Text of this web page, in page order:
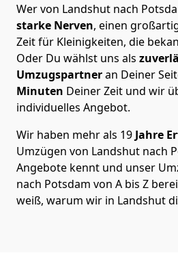
Wer von Landshut nach
starke Nerven, einen
Zeit für Kleinigkeiten, die
Oder Du wählst uns als
Umzugspartneran Deiner
Minuten Deiner Zeit und wir
individuelles Angebot.
Wir haben mehr als 19 Jahre
Umzügen von Landshut nach
Angebote kennt und unser
nach Potsdam von A bis Z
weiß, warum wir in Landshut